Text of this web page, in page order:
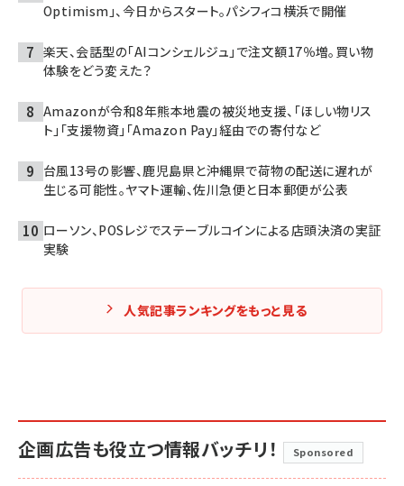
Optimism」、今日からスタート。パシフィコ横浜で開催
楽天、会話型の「AIコンシェルジュ」で注文額17％増。買い物
体験をどう変えた？
Amazonが令和8年熊本地震の被災地支援、「ほしい物リス
ト」「支援物資」「Amazon Pay」経由での寄付など
台風13号の影響、鹿児島県と沖縄県で荷物の配送に遅れが
生じる可能性。ヤマト運輸、佐川急便と日本郵便が公表
ローソン、POSレジでステーブルコインによる店頭決済の実証
実験
人気記事ランキングをもっと見る
企画広告も役立つ情報バッチリ！ Sponsored